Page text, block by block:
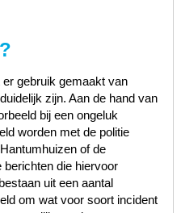
?
gebruik gemaakt van
zijn. Aan de hand van
bij een ongeluk
worden met de politie
of de
die hiervoor
uit een aantal
om wat voor soort incident